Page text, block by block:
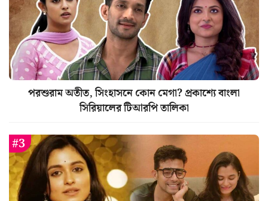
পরশুরাম অতীত, সিংহাসনে কোন মেগা? প্রকাশ্যে বাংলা
সিরিয়ালের টিআরপি তালিকা